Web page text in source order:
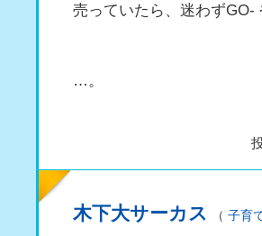
売っていたら、迷わず
…。
木下大サーカス （ 子育